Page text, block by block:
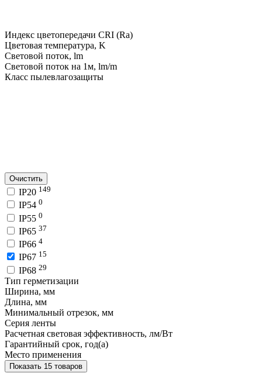
Индекс цветопередачи CRI (Ra)
Цветовая температура, K
Световой поток, lm
Световой поток на 1м, lm/m
Класс пылевлагозащиты
Очистить
IP20 149
IP54 0
IP55 0
IP65 37
IP66 4
IP67 15
IP68 29
Тип герметизации
Ширина, мм
Длина, мм
Минимальный отрезок, мм
Серия ленты
Расчетная световая эффективность, лм/Вт
Гарантийный срок, год(а)
Место применения
Показать 15 товаров